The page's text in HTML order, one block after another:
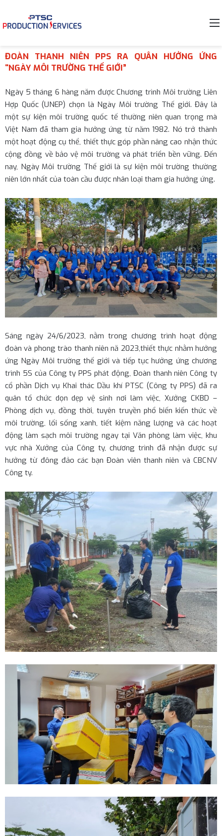
ĐOÀN THANH NIÊN PPS RA QUÂN HƯỞNG ỨNG
“NGÀY MÔI TRƯỜNG THẾ GIỚI”
Ngày 5 tháng 6 hàng năm được Chương trình Môi trường Liên
Hợp Quốc (UNEP) chọn là Ngày Môi trường Thế giới. Đây là
một sự kiện môi trường quốc tế thường niên quan trọng mà
Việt Nam đã tham gia hưởng ứng từ năm 1982. Nó trở thành
một hoạt động cụ thể, thiết thực góp phần nâng cao nhận thức
cộng đồng về bảo vệ môi trường và phát triển bền vững. Đến
nay, Ngày Môi trường Thế giới là sự kiện môi trường thường
niên lớn nhất của toàn cầu được nhân loại tham gia hưởng ứng.
Sáng ngày 24/6/2023, nằm trong chương trình hoạt động
đoàn và phong trào thanh niên nă 2023,thiết thực nhằm hưởng
ứng Ngày Môi trường thế giới và tiếp tục hưởng ứng chương
trình 5S của Công ty PPS phát động, Đoàn thanh niên Công ty
cổ phần Dịch vụ Khai thác Dầu khí PTSC (Công ty PPS) đã ra
quân tổ chức dọn dẹp vệ sinh nơi làm việc, Xưởng CKBD –
Phòng dịch vụ, đồng thời, tuyên truyền phổ biến kiến thức về
môi trường, lối sống xanh, tiết kiệm năng lượng và các hoạt
động làm sạch môi trường ngay tại Văn phòng làm việc, khu
vực nhà Xưởng của Công ty, chương trình đã nhận được sự
hưởng từ đông đảo các bạn Đoàn viên thanh niên và CBCNV
Công ty.